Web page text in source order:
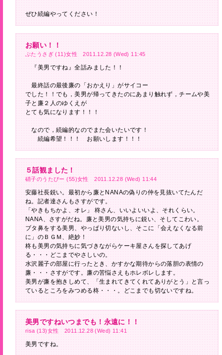
ぜひ続編やってください！
お願い！！
ぶたうさぎ (11)女性 2011.12.28 (Wed) 11:45
『美男ですね』全話みました！！
最終話の最後廉の「おかえり」がサイコー
でした！！でも，美男が帰ってきたのにあまり触れず，チームや美
子と廉２人のゆくえが
とても気になります！！！
なので，続編的なのでまた会いたいです！
続編希望！！！ お願いします！！！
５話観ました！
硝子のうたぴー (55)女性 2011.12.28 (Wed) 11:44
安藤社長鋭い。最初から廉とNANAの偽りの仲を見抜いてたんだ
ね。記者達さんもさすがです。
「やきもちかよ、オレ」 柊さん、いいよいいよ、それくらい。
NANA、さすがだね。廉と美男の気持ちに鋭い、そしてこわい。
ブタ鼻をする美男、やっぱり切ないし、そこに「会えなくなる前
に」のＢＧＭ、絶妙！
柊も美男の気持ちに気づきながらケーキ屋さんを探してあげ
る・・・どこまでやさしいの。
水沢麗子の部屋に行ったとき、かすかな期待からの落胆の表情の
廉・・・さすがです。廉の苦悩さえもホレボレします。
美男が廉を抱きしめて、「生まれてきてくれてありがとう」と言っ
ているところをみつめる柊・・・。どこまでも切ないですね。
美男ですねいつまでも！永遠に！！
risa (13)女性 2011.12.28 (Wed) 11:41
美男ですね。